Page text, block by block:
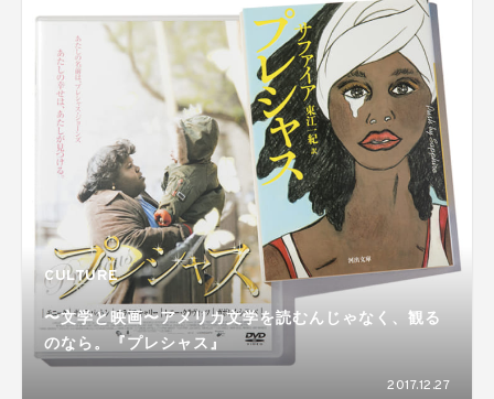
CULTURE
〜文学と映画〜アメリカ文学を読むんじゃなく、観る
のなら。『プレシャス』
2017.12.27